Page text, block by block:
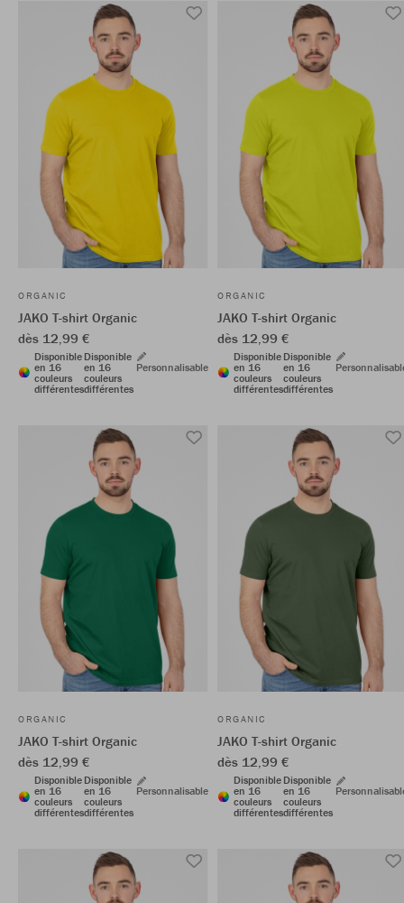
ORGANIC
JAKO T-shirt Organic
dès 12,99 €
Disponible
en 16
couleurs
différentes
Disponible
en 16
couleurs
différentes
Personnalisable
ORGANIC
JAKO T-shirt Organic
dès 12,99 €
Disponible
en 16
couleurs
différentes
Disponible
en 16
couleurs
différentes
ORGANIC
JAKO T-shirt Organic
dès 12,99 €
Disponible
en 16
couleurs
différentes
Disponible
en 16
couleurs
différentes
Personnalisable
ORGANIC
JAKO T-shirt Organic
dès 12,99 €
Disponible
en 16
couleurs
différentes
Disponible
en 16
couleurs
différentes